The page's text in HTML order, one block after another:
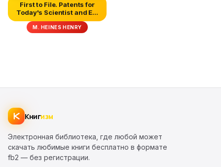
First to File. Patents for
Today's Scientist and E...
M. HEINES HENRY
Книгизм
Электронная библиотека, где любой может
скачать любимые книги бесплатно в формате
fb2 — без регистрации.